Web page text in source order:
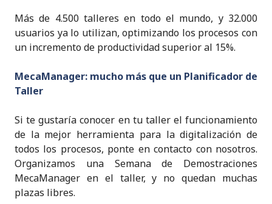
k
Más de 4.500 talleres en todo el mundo, y 32.000
usuarios ya lo utilizan, optimizando los procesos con
un incremento de productividad superior al 15%.
MecaManager: mucho más que un Planificador de
Taller
Si te gustaría conocer en tu taller el funcionamiento
de la mejor herramienta para la digitalización de
todos los procesos, ponte en contacto con nosotros.
Organizamos una Semana de Demostraciones
MecaManager en el taller, y no quedan muchas
plazas libres.